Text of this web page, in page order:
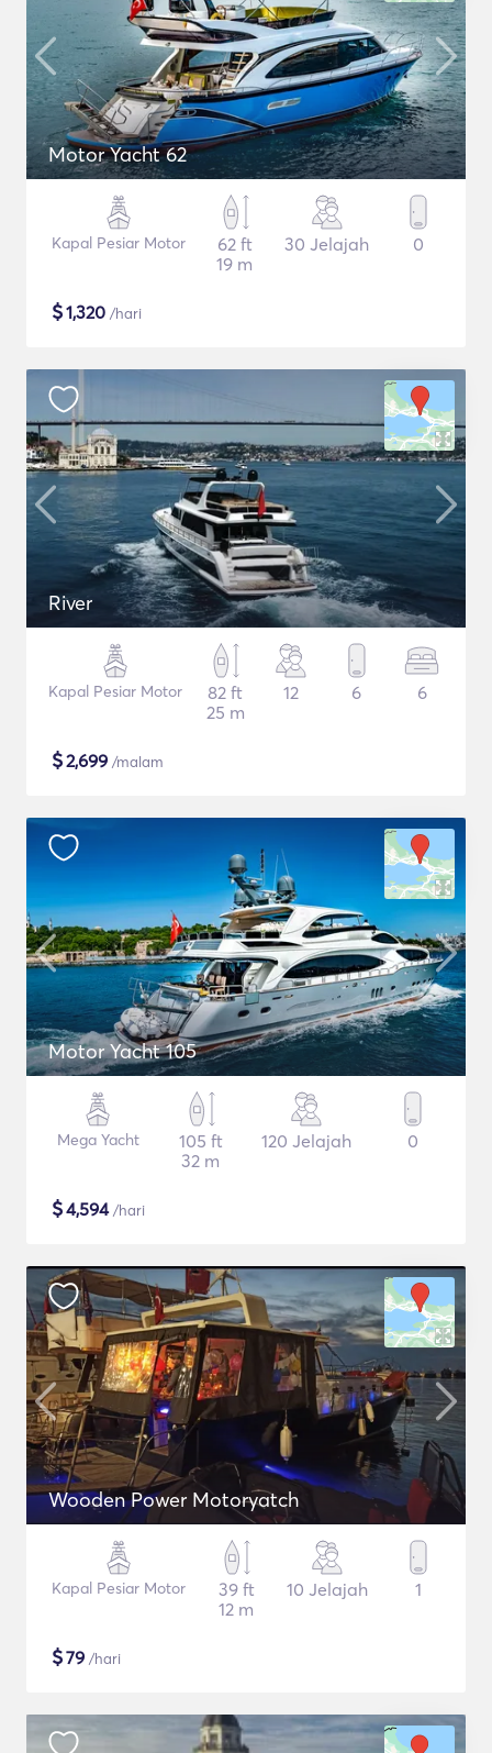
Motor Yacht 62
Kapal Pesiar Motor
62 ft
19 m
30 Jelajah 0
$1,320 /hari
River
Kapal Pesiar Motor
82 ft
25 m
12 6 6
$2,699 /malam
Motor Yacht 105
Mega Yacht
105 ft
32 m
120 Jelajah 0
$4,594/hari
Wooden Power Motoryatch
Kapal Pesiar Motor
39 ft
12 m
10 Jelajah 1
$79 /hari